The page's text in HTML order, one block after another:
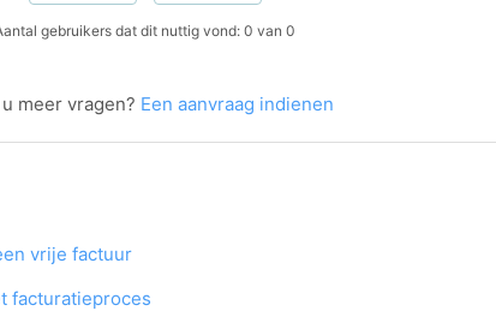
gebruikers dat dit nuttig vond: 0 van 0
meer vragen? Een aanvraag indienen
vrije factuur
facturatieproces